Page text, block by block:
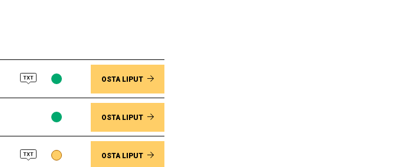
Lippujen
saatavuus
vapaana
OSTA LIPUT
Lippujen
saatavuus
vapaana
OSTA LIPUT
Lippujen
OSTA LIPUT